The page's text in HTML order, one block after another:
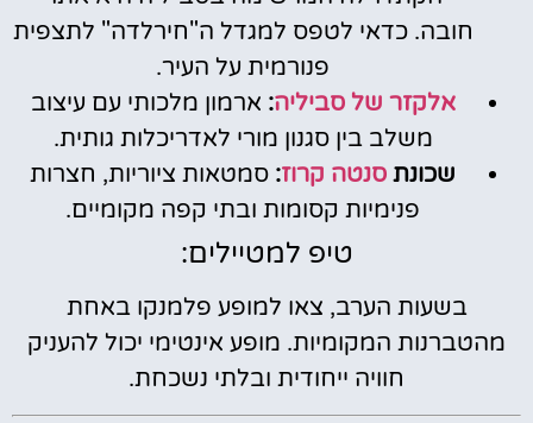
חובה. כדאי לטפס למגדל ה"חירלדה" לתצפית
פנורמית על העיר.
אלקזר של סביליה: ארמון מלכותי עם עיצוב
משלב בין סגנון מורי לאדריכלות גותית.
שכונת סנטה קרוז: סמטאות ציוריות, חצרות
פנימיות קסומות ובתי קפה מקומיים.
טיפ למטיילים:
בשעות הערב, צאו למופע פלמנקו באחת
מהטברנות המקומיות. מופע אינטימי יכול להעניק
חוויה ייחודית ובלתי נשכחת.